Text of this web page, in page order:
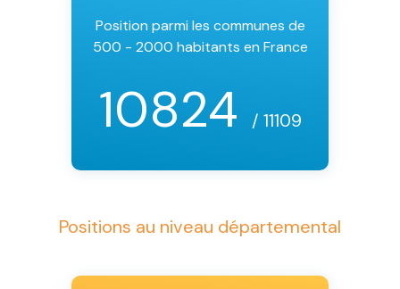
Position parmi les communes de
500 - 2000 habitants en France
10824 / 11109
Positions au niveau départemental